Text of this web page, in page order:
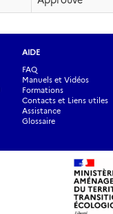
AIDE
FAQ
Manuels et Vidéos
Formations
Contacts et Liens utiles
Assistance
Glossaire